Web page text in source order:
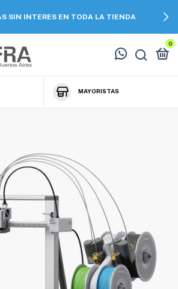
SIN INTERES EN TODA LA TIENDA
0
MAYORISTAS